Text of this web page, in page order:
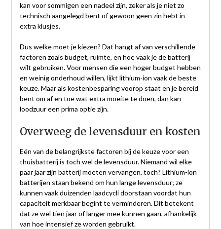
kan voor sommigen een nadeel zijn, zeker als je niet zo
technisch aangelegd bent of gewoon geen zin hebt in
extra klusjes.
Dus welke moet je kiezen? Dat hangt af van verschillende
factoren zoals budget, ruimte, en hoe vaak je de batterij
wilt gebruiken. Voor mensen die een hoger budget hebben
en weinig onderhoud willen, lijkt lithium-ion vaak de beste
keuze. Maar als kostenbesparing voorop staat en je bereid
bent om af en toe wat extra moeite te doen, dan kan
loodzuur een prima optie zijn.
Overweeg de levensduur en kosten
Eén van de belangrijkste factoren bij de keuze voor een
thuisbatterij is toch wel de levensduur. Niemand wil elke
paar jaar zijn batterij moeten vervangen, toch? Lithium-ion
batterijen staan bekend om hun lange levensduur; ze
kunnen vaak duizenden laadcycli doorstaan voordat hun
capaciteit merkbaar begint te verminderen. Dit betekent
dat ze wel tien jaar of langer mee kunnen gaan, afhankelijk
van hoe intensief ze worden gebruikt.